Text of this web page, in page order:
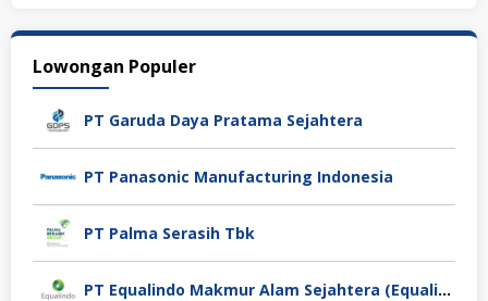
Lowongan Populer
PT Garuda Daya Pratama Sejahtera
PT Panasonic Manufacturing Indonesia
PT Palma Serasih Tbk
PT Equalindo Makmur Alam Sejahtera (Equalindo Group)